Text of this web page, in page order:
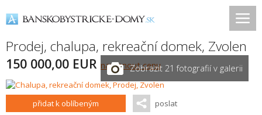
Prodej, chalupa, rekreační domek, Zvolen
150 000,00 EUR navrhnout cenuZobrazit 21 fotografií v galerii
přidat k oblíbeným poslat